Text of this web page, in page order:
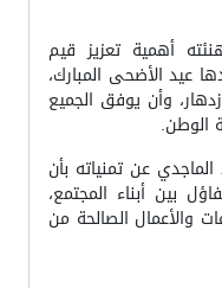
أهمية تعزيز قيم
عيد الأضحى المبارك،
وأن يوفق الجميع
الوطن.
عن تمنياته بأن
بين أبناء المجتمع،
والأعمال الصالحة من